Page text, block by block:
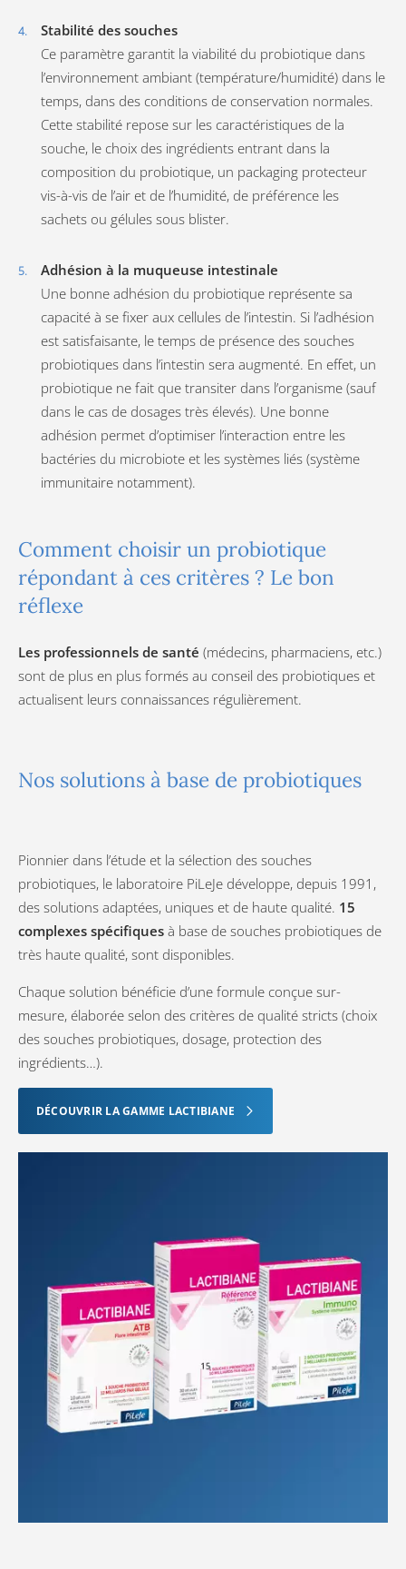
Stabilité des souches
Ce paramètre garantit la viabilité du probiotique dans
l’environnement ambiant (température/humidité) dans le
temps, dans des conditions de conservation normales.
Cette stabilité repose sur les caractéristiques de la
souche, le choix des ingrédients entrant dans la
composition du probiotique, un packaging protecteur
vis-à-vis de l’air et de l’humidité, de préférence les
sachets ou gélules sous blister.
Adhésion à la muqueuse intestinale
Une bonne adhésion du probiotique représente sa
capacité à se fixer aux cellules de l’intestin. Si l’adhésion
est satisfaisante, le temps de présence des souches
probiotiques dans l’intestin sera augmenté. En effet, un
probiotique ne fait que transiter dans l’organisme (sauf
dans le cas de dosages très élevés). Une bonne
adhésion permet d’optimiser l’interaction entre les
bactéries du microbiote et les systèmes liés (système
immunitaire notamment).
Comment choisir un probiotique
répondant à ces critères ? Le bon
réflexe
Les professionnels de santé (médecins, pharmaciens, etc.)
sont de plus en plus formés au conseil des probiotiques et
actualisent leurs connaissances régulièrement.
Nos solutions à base de probiotiques
Pionnier dans l’étude et la sélection des souches
probiotiques, le laboratoire PiLeJe développe, depuis 1991,
des solutions adaptées, uniques et de haute qualité. 15
complexes spécifiques à base de souches probiotiques de
très haute qualité, sont disponibles.
Chaque solution bénéficie d’une formule conçue sur-
mesure, élaborée selon des critères de qualité stricts (choix
des souches probiotiques, dosage, protection des
ingrédients…).
DÉCOUVRIR LA GAMME LACTIBIANE